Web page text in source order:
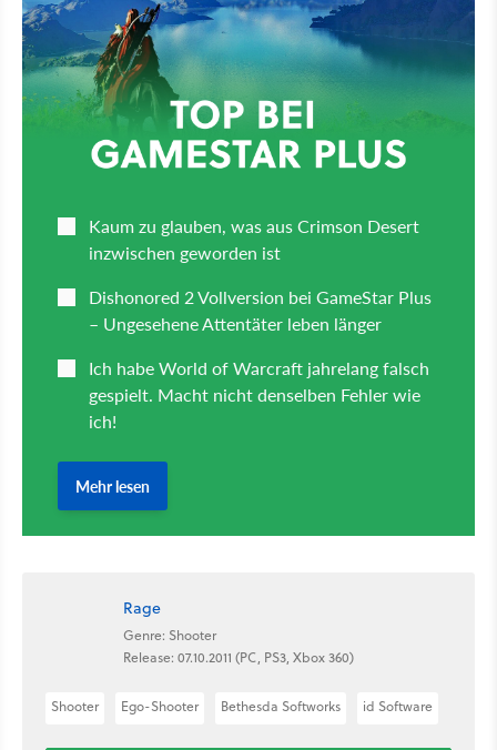
Rage
Genre: Shooter
Release: 07.10.2011 (PC, PS3, Xbox 360)
Shooter Ego-Shooter Bethesda Softworks id Software